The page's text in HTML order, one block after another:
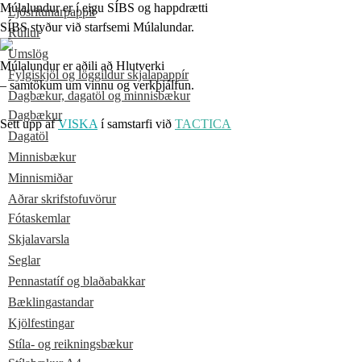
Ljósritunarpappír
Rúllur
Umslög
Fylgiskjöl og löggildur skjalapappír
Dagbækur, dagatöl og minnisbækur
Dagbækur
Dagatöl
Minnisbækur
Minnismiðar
Aðrar skrifstofuvörur
Fótaskemlar
Skjalavarsla
Seglar
Pennastatíf og blaðabakkar
Bæklingastandar
Kjölfestingar
Stíla- og reikningsbækur
Múlalundur er í eigu SÍBS og happdrætti
SÍBS styður við starfsemi Múlalundar.
Múlalundur er aðili að Hlutverki
– samtökum um vinnu og verkþjálfun.
Sett upp afVISKA í samstarfi við TACTICA